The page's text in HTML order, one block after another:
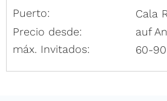
Puerto:
Cala
Precio desde:
auf
máx. Invitados:
60-90